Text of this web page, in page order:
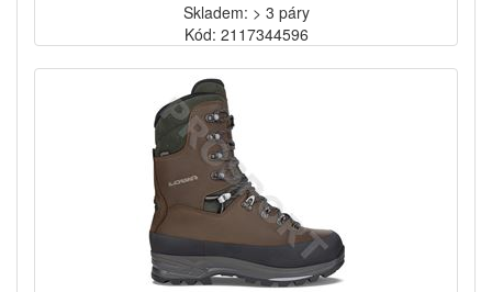
Skladem: > 3 páry
Kód: 2117344596